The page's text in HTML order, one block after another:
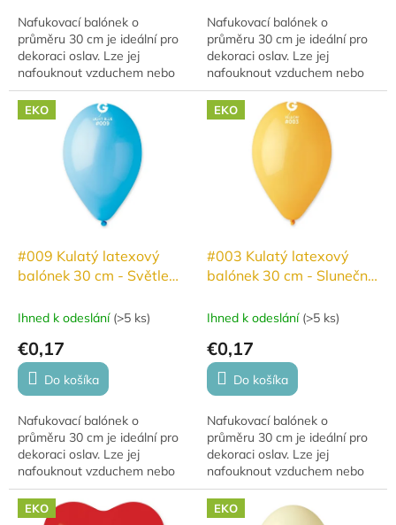
Nafukovací balónek o
průměru 30 cm je ideální pro
dekoraci oslav. Lze jej
nafouknout vzduchem nebo
héliem, přičemž s héliem se
vznáší 10–12 hodin. Balónky
jsou vyrobeny z...
Nafukovací balónek o
průměru 30 cm je ideální pro
dekoraci oslav. Lze jej
nafouknout vzduchem nebo
héliem, přičemž s héliem se
vznáší 10–12 hodin. Balónky
jsou vyrobeny z...
EKO
#009 Kulatý latexový
balónek 30 cm - Světle
Ihned k odeslání (>5 ks)
€0,17
Do košíka
Nafukovací balónek o
průměru 30 cm je ideální pro
dekoraci oslav. Lze jej
nafouknout vzduchem nebo
héliem, přičemž s héliem se
vznáší 10–12 hodin. Balónky
jsou vyrobeny z...
EKO
#003 Kulatý latexový
balónek 30 cm - Slunečná
Ihned k odeslání (>5 ks)
€0,17
Do košíka
Nafukovací balónek o
průměru 30 cm je ideální pro
dekoraci oslav. Lze jej
nafouknout vzduchem nebo
héliem, přičemž s héliem se
vznáší 10–12 hodin. Balónky
jsou vyrobeny z...
EKO EKO